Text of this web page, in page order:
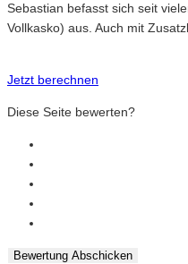
Sebastian befasst sich seit
Vollkasko) aus. Auch mit
Jetzt berechnen
Diese Seite bewerten?
Bewertung Abschicken